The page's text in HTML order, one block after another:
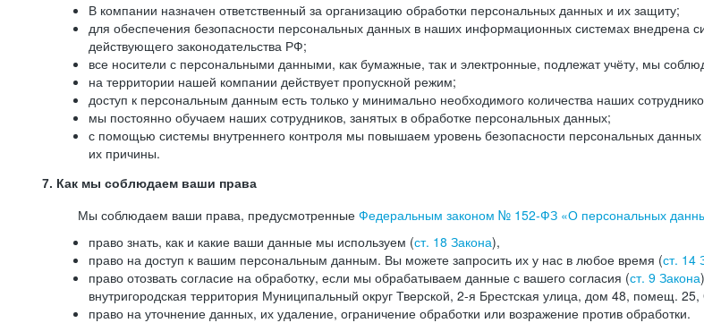
В компании назначен ответственный за организацию обработки персональных данных и их защиту;
для обеспечения безопасности персональных данных в наших информационных системах внедрена
действующего законодательства РФ;
все носители с персональными данными, как бумажные, так и электронные, подлежат учёту, мы
на территории нашей компании действует пропускной режим;
доступ к персональным данным есть только у минимально необходимого количества наших
мы постоянно обучаем наших сотрудников, занятых в обработке персональных данных;
с помощью системы внутреннего контроля мы повышаем уровень безопасности персональных
их причины.
7. Как мы соблюдаем ваши права
Мы соблюдаем ваши права, предусмотренные Федеральным законом № 152-ФЗ «О персональных
право знать, как и какие ваши данные мы используем (ст. 18 Закона),
право на доступ к вашим персональным данным. Вы можете запросить их у нас в любое время (ст. 14
право отозвать согласие на обработку, если мы обрабатываем данные с вашего согласия (ст. 9 Закона
внутригородская территория Муниципальный округ Тверской, 2-я Брестская улица, дом 48, помещ.
право на уточнение данных, их удаление, ограничение обработки или возражение против обработки.